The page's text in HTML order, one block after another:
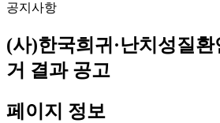
공지사항
(사)한국희귀·난치성질
거 결과 공고
페이지 정보